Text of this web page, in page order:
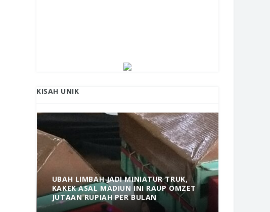
KISAH UNIK
UBAH LIMBAH JADI MINIATUR TRUK,
KAKEK ASAL MADIUN INI RAUP OMZET
JUTAAN RUPIAH PER BULAN